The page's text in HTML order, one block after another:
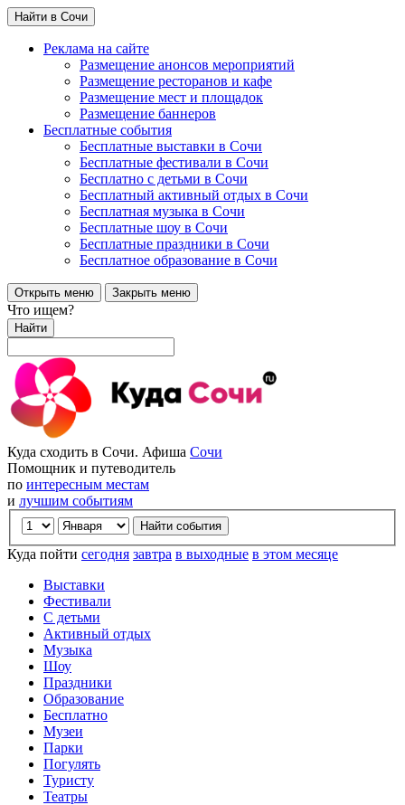
Найти в Сочи
Реклама на сайте
Размещение анонсов мероприятий
Размещение ресторанов и кафе
Размещение мест и площадок
Размещение баннеров
Бесплатные события
Бесплатные выставки в Сочи
Бесплатные фестивали в Сочи
Бесплатно с детьми в Сочи
Бесплатный активный отдых в Сочи
Бесплатная музыка в Сочи
Бесплатные шоу в Сочи
Бесплатные праздники в Сочи
Бесплатное образование в Сочи
Открыть меню Закрыть меню
Что ищем?
Найти
Куда сходить в Сочи. Афиша Сочи
Помощник и путеводитель
по интересным местам
и лучшим событиям
Куда пойти сегодня завтра в выходные в этом месяце
Выставки
Фестивали
С детьми
Активный отдых
Музыка
Шоу
Праздники
Образование
Бесплатно
Музеи
Парки
Погулять
Туристу
Театры